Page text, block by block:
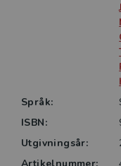
Målgruppen är
nivå i samtliga
Boken är också
yrkesverksamma
förändringsarbete.
Språk:
ISBN:
Utgivningsår:
Artikelnummer: